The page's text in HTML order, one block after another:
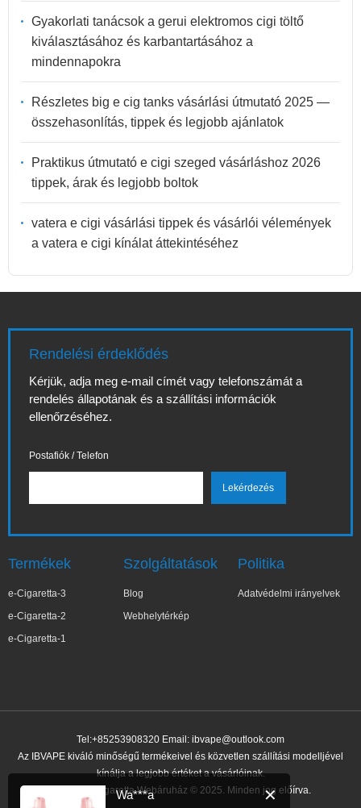
Gyakorlati tanácsok a gerui elektromos cigi töltő
kiválasztásához és karbantartásához a
mindennapokra
Részletes big e cig tanks vásárlási útmutató 2025 —
összehasonlítás, tippek és legjobb ajánlatok
Praktikus útmutató e cigi szeged vásárláshoz 2026
tippek, árak és legjobb boltok
vatera e cigi vásárlási tippek és vásárlói vélemények
a vatera e cigi kínálat áttekintéséhez
Rendelési érdeklődés
Kérjük, adja meg e-mail címét vagy telefonszámát a
rendelés állapotának és a szállítási információk
ellenőrzéséhez.
Postafiók / Telefon
Termékek
e-Cigaretta-3
e-Cigaretta-2
e-Cigaretta-1
Szolgáltatások
Blog
Webhelytérkép
Politika
Adatvédelmi irányelvek
Tel:+85253908320 Email: ibvape@outlook.com
Az IBVAPE kiváló minőségű termékeivel és közvetlen szállítási modelljével
kínálja a legjobb értéket a vásárlóinak.
IBVAPE E-cigaretta Webáruház © 2025. Minden jog előírva.
✕
Wa***a